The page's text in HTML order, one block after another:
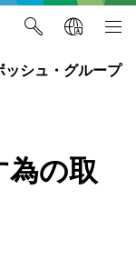
ッシュ・グループ
為の取